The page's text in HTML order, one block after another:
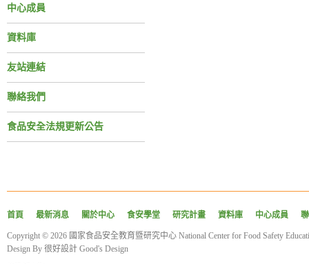
中心成員
資料庫
友站連結
聯絡我們
食品安全法規更新公告
首頁 最新消息 關於中心 食安學堂 研究計畫 資料庫 中心成員
Copyright © 2026 國家食品安全教育暨研究中心 National Center for Food Safety
Design By 很好設計 Good's Design